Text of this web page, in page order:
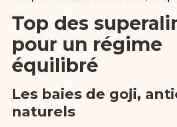
Top des
pour un régime
équilibré
Les baies de goji,
naturels